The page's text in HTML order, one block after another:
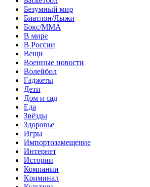
Безумный мир
Биатлон/Лыжи
Бокс/MMA
В мире
В России
Вещи
Военные новости
Волейбол
Гаджеты
Дети
Дом и сад
Еда
Звёзды
Здоровье
Игры
Импортозамещение
Интернет
Истории
Компании
Криминал